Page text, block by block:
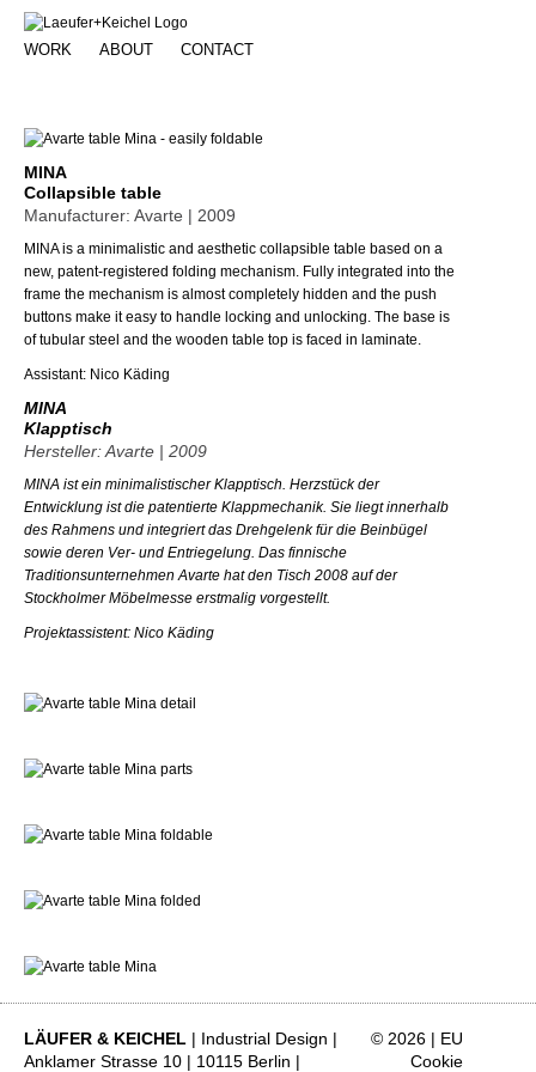
WORK ABOUT CONTACT
MINA
Collapsible table
Manufacturer: Avarte | 2009
MINA is a minimalistic and aesthetic collapsible table based on a
new, patent-registered folding mechanism. Fully integrated into the
frame the mechanism is almost completely hidden and the push
buttons make it easy to handle locking and unlocking. The base is
of tubular steel and the wooden table top is faced in laminate.
Assistant: Nico Käding
MINA
Klapptisch
Hersteller: Avarte | 2009
MINA ist ein minimalistischer Klapptisch. Herzstück der
Entwicklung ist die patentierte Klappmechanik. Sie liegt innerhalb
des Rahmens und integriert das Drehgelenk für die Beinbügel
sowie deren Ver- und Entriegelung. Das finnische
Traditionsunternehmen Avarte hat den Tisch 2008 auf der
Stockholmer Möbelmesse erstmalig vorgestellt.
Projektassistent: Nico Käding
LÄUFER & KEICHEL | Industrial Design |
Anklamer Strasse 10 | 10115 Berlin |
© 2026 | EU
Cookie